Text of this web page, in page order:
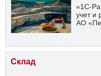
«1С-
учет и
АО
Склад